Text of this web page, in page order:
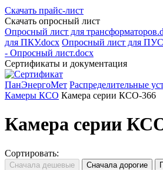
Скачать прайс-лист
Скачать опросный лист
Опросный лист для
для ПКУ.docx Опросный лист для ПУС
- Опросный лист.docx
Сертификаты и документация
ПанЭнергоМет Распределительные
Камеры КСО Камера серии КСО-366
Камера серии
Сортировать: